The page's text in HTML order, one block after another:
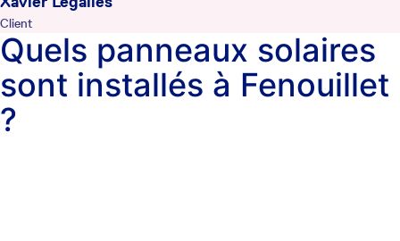
Client
Quels panneaux solaires
sont installés à Fenouillet
?